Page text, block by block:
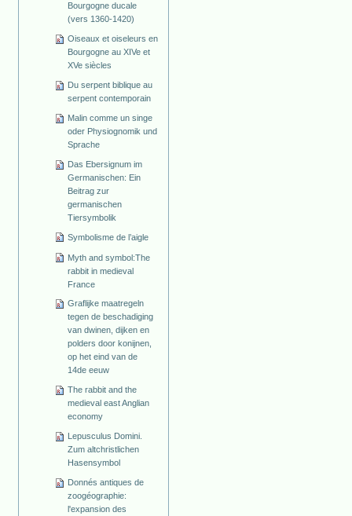
Bourgogne ducale
(vers 1360-1420)
Oiseaux et oiseleurs en
Bourgogne au XIVe et
XVe siècles
Du serpent biblique au
serpent contemporain
Malin comme un singe
oder Physiognomik und
Sprache
Das Ebersignum im
Germanischen: Ein
Beitrag zur
germanischen
Tiersymbolik
Symbolisme de l’aigle
Myth and symbol:The
rabbit in medieval
France
Graflijke maatregeln
tegen de beschadiging
van dwinen, dijken en
polders door konijnen,
op het eind van de
14de eeuw
The rabbit and the
medieval east Anglian
economy
Lepusculus Domini.
Zum altchristlichen
Hasensymbol
Donnés antiques de
zoogéographie:
l'expansion des